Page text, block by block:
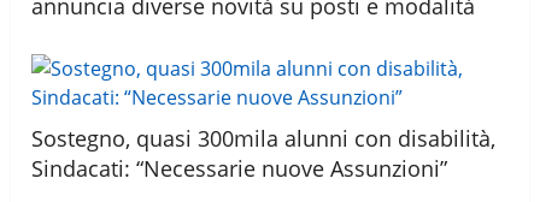
annuncia diverse novità su posti e modalità
Sostegno, quasi 300mila alunni con disabilità,
Sindacati: “Necessarie nuove Assunzioni”